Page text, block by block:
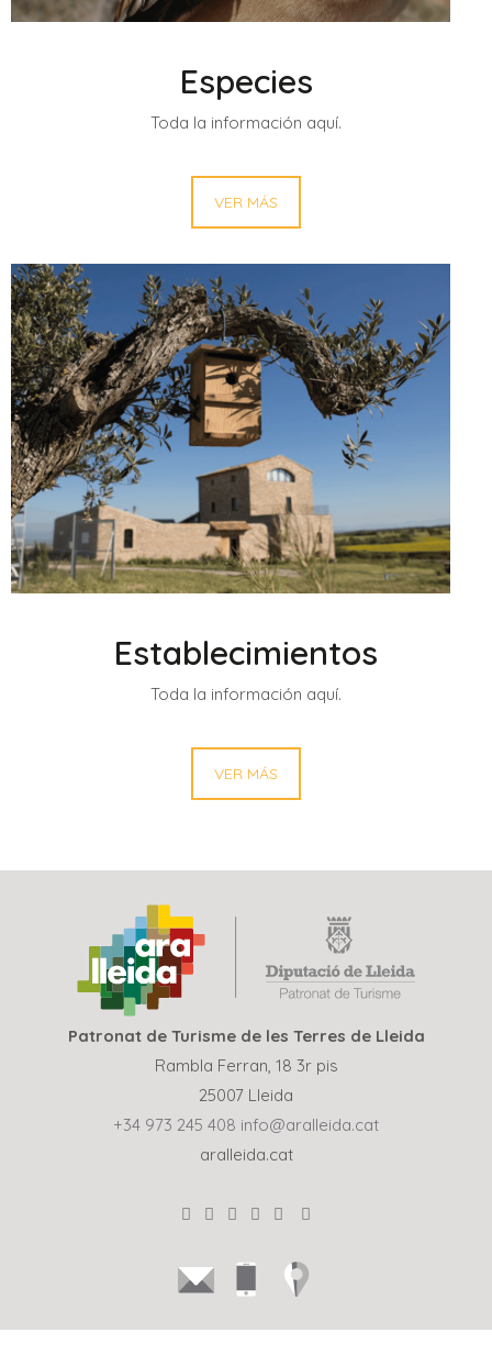
Especies
Toda la información aquí.
VER MÁS
Establecimientos
Toda la información aquí.
VER MÁS
Patronat de Turisme de les Terres de Lleida
Rambla Ferran, 18 3r pis
25007 Lleida
+34 973 245 408 info@aralleida.cat
aralleida.cat